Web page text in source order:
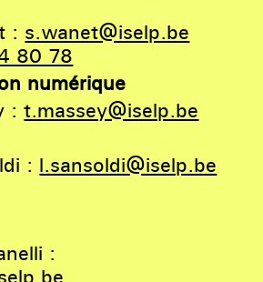
: s.wanet@iselp.be
80 78
numérique
:t.massey@iselp.be
: l.sansoldi@iselp.be
: